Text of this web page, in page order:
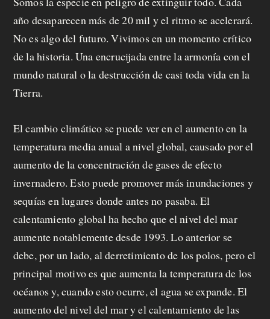
o
año desaparecen más de 20 mil y el ritmo se acelerará.
No es algo del futuro. Vivimos en un momento crítico
de la historia. Una encrucijada entre la armonía con el
mundo natural o la destrucción de casi toda vida en la
Tierra.
El cambio climático se puede ver en el aumento en la
temperatura media anual a nivel global, causado por el
aumento de la concentración de gases de efecto
invernadero. Esto puede promover más inundaciones y
sequías en lugares donde antes no pasaba. El
calentamiento global ha hecho que el nivel del mar
aumente notablemente desde 1993. Lo anterior se
debe, por un lado, al derretimiento de los polos, pero el
principal motivo es que aumenta la temperatura de los
océanos y, cuando esto ocurre, el agua se expande. El
aumento del nivel del mar y el calentamiento de las